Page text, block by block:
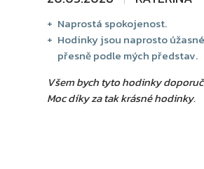
Naprostá spokojenost.
Hodinky jsou naprosto úžasné
přesně podle mých představ.
Všem bych tyto hodinky
Moc díky za tak krásné hodinky.